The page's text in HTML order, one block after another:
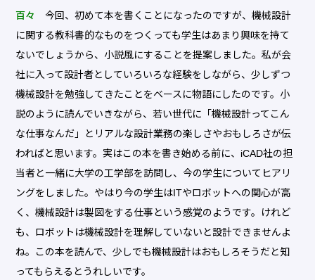
百々
今回、初めて本を書くことになったのですが、機械設計
に関する教科書的なものをつくっても学生はあまり興味を持て
ないでしょうから、小説風にすることを提案しました。私が会
社に入って設計者としていろいろな経験をしながら、少しずつ
機械設計を勉強してきたことをベースに物語にしたのです。小
説のように読んでいきながら、若い世代に「機械設計ってこん
な仕事なんだ」とリアルな設計業務の楽しさやおもしろさが伝
わればと思います。実はこの本を書き始める前に、iCAD社の担
当者と一緒に大学の工学部を訪問し、今の学生についてヒアリ
ングをしました。やはり今の学生はITやロボットへの関心が高
く、機械設計は製図をする仕事という感覚のようです。けれど
も、ロボットは機械設計を理解していないと設計できませんよ
ね。この本を読んで、少しでも機械設計はおもしろそうだと知
ってもらえるとうれしいです。